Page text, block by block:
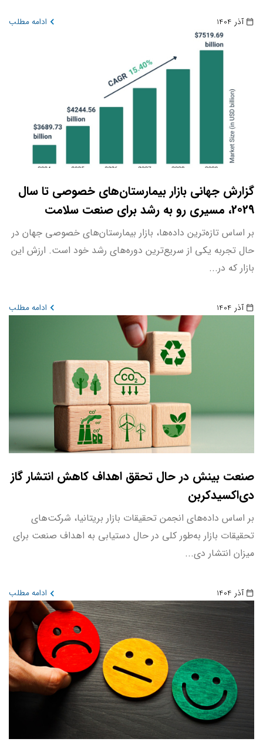
آذر 1404 ادامه مطلب
گزارش جهانی بازار بیمارستان‌های خصوصی تا سال
2029، مسیری رو به رشد برای صنعت سلامت
بر اساس تازه‌ترین داده‌ها، بازار بیمارستان‌های خصوصی جهان در
حال تجربه یکی از سریع‌ترین دوره‌های رشد خود است. ارزش این
بازار که در...
آذر 1404 ادامه مطلب
صنعت بینش در حال تحقق اهداف کاهش انتشار گاز
دی‌اکسیدکربن
بر اساس داده‌های انجمن تحقیقات بازار بریتانیا، شرکت‌های
تحقیقات بازار به‌طور کلی در حال دستیابی به اهداف صنعت برای
میزان انتشار دی...
آذر 1404 ادامه مطلب